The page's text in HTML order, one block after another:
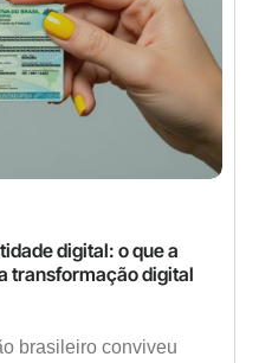
digital: o que a
transformação digital
brasileiro conviveu